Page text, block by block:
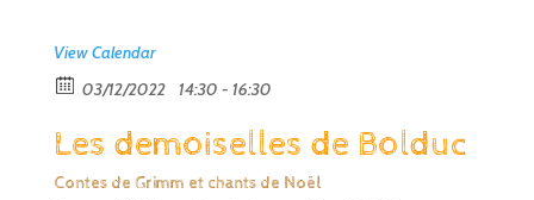
View Calendar
03/12/2022
14:30 - 16:30
Les demoiselles de Bolduc
Contes de Grimm et chants de Noël